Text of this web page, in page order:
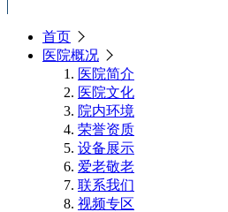
首页
医院概况
医院简介
医院文化
院内环境
荣誉资质
设备展示
爱老敬老
联系我们
视频专区